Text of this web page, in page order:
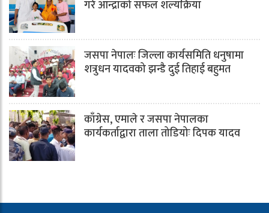
गरे आन्द्राको सफल शल्यक्रिया
जसपा नेपालः जिल्ला कार्यसमिति धनुषामा
शत्रुधन यादवको झन्डै दुई तिहाई बहुमत
काँग्रेस, एमाले र जसपा नेपालका
कार्यकर्ताद्वारा ताला तोडियोः दिपक यादव